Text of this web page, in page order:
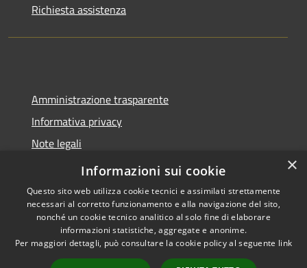
Richiesta assistenza
Amministrazione trasparente
Informativa privacy
Note legali
Dichiarazione di accessibilità
Accessibilità
Copyright © 2026 • Città di
Pomezia • Powered by
×
Informazioni sui cookie
Questo sito web utilizza cookie tecnici e assimilati strettamente
necessari al corretto funzionamento e alla navigazione del sito,
nonché un cookie tecnico analitico al solo fine di elaborare
informazioni statistiche, aggregate e anonime.
Per maggiori dettagli, può consultare la cookie policy al seguente link